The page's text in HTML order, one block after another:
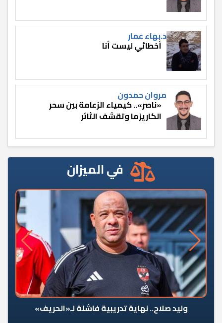
د.بهاء عمار
أخطائي ليست أنا
مروان حمدون
«ناصر».. كيمياء الزعامة بين سحر
الكاريزما وتقشف الثائر
في الميزان
وليد صلاح.. نهاية تدريبية فاشلة لـ«الحريف»